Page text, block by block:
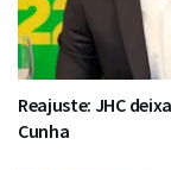
Reajuste: JHC
Cunha